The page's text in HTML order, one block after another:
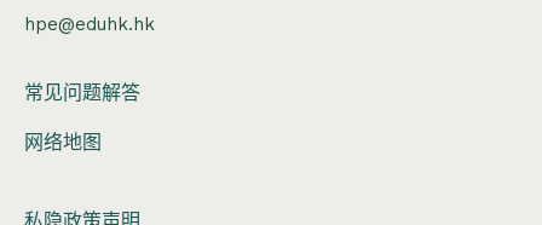
hpe@eduhk.hk
常见问题解答
网络地图